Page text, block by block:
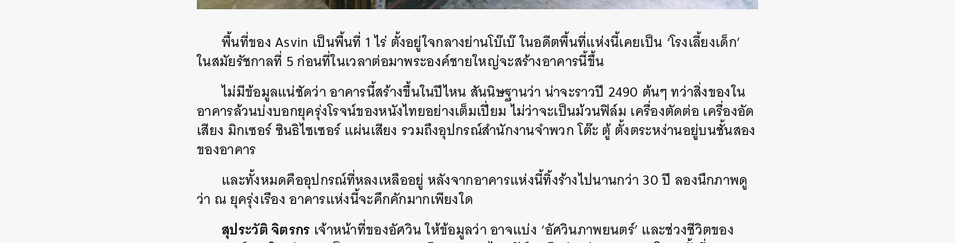
พื้นที่ของ Asvin เป็นพื้นที่ 1 ไร่ ตั้งอยู่ใจกลางย่านโบ๊เบ๊ ในอดีตพื้นที่แห่งนี้เคยเป็น ‘โรงเลี้ยงเด็ก’
ในสมัยรัชกาลที่ 5 ก่อนที่ในเวลาต่อมาพระองค์ชายใหญ่จะสร้างอาคารนี้ขึ้น
ไม่มีข้อมูลแน่ชัดว่า อาคารนี้สร้างขึ้นในปีไหน สันนิษฐานว่า น่าจะราวปี 2490 ต้นๆ ทว่าสิ่งของใน
อาคารล้วนบ่งบอกยุครุ่งโรจน์ของหนังไทยอย่างเต็มเปี่ยม ไม่ว่าจะเป็นม้วนฟิล์ม เครื่องตัดต่อ เครื่องอัด
เสียง มิกเซอร์ ซินธิไซเซอร์ แผ่นเสียง รวมถึงอุปกรณ์สำนักงานจำพวก โต๊ะ ตู้ ตั้งตระหง่านอยู่บนชั้นสอง
ของอาคาร
และทั้งหมดคืออุปกรณ์ที่หลงเหลืออยู่ หลังจากอาคารแห่งนี้ทิ้งร้างไปนานกว่า 30 ปี ลองนึกภาพดู
ว่า ณ ยุครุ่งเรือง อาคารแห่งนี้จะคึกคักมากเพียงใด
สุประวัติ จิตรกร เจ้าหน้าที่ของอัศวิน ให้ข้อมูลว่า อาจแบ่ง ‘อัศวินภาพยนตร์’ และช่วงชีวิตของ